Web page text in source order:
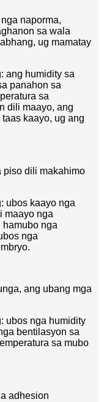
naporma,
sa wala
ug mamatay
ang humidity sa
panahon sa
sa
dili maayo, ang
kaayo, ug ang
piso dili makahimo
ubos kaayo nga
maayo nga
hamubo nga
nga
ang ubang mga
ubos nga humidity
bentilasyon sa
sa mubo
adhesion